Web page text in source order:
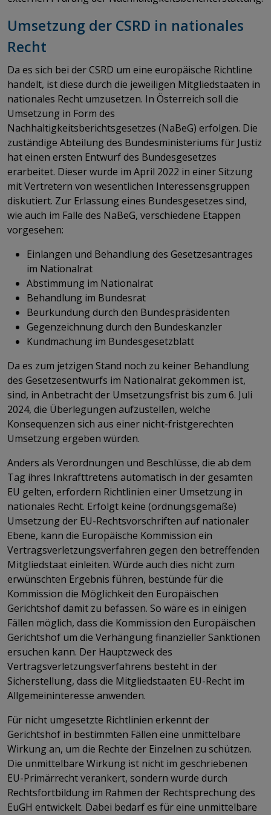
Umsetzung der CSRD in nationales
Recht
Da es sich bei der CSRD um eine europäische Richtline
handelt, ist diese durch die jeweiligen Mitgliedstaaten in
nationales Recht umzusetzen. In Österreich soll die
Umsetzung in Form des
Nachhaltigkeitsberichtsgesetzes (NaBeG) erfolgen. Die
zuständige Abteilung des Bundesministeriums für Justiz
hat einen ersten Entwurf des Bundesgesetzes
erarbeitet. Dieser wurde im April 2022 in einer Sitzung
mit Vertretern von wesentlichen Interessensgruppen
diskutiert. Zur Erlassung eines Bundesgesetzes sind,
wie auch im Falle des NaBeG, verschiedene Etappen
vorgesehen:
Einlangen und Behandlung des Gesetzesantrages
im Nationalrat
Abstimmung im Nationalrat
Behandlung im Bundesrat
Beurkundung durch den Bundespräsidenten
Gegenzeichnung durch den Bundeskanzler
Kundmachung im Bundesgesetzblatt
Da es zum jetzigen Stand noch zu keiner Behandlung
des Gesetzesentwurfs im Nationalrat gekommen ist,
sind, in Anbetracht der Umsetzungsfrist bis zum 6. Juli
2024, die Überlegungen aufzustellen, welche
Konsequenzen sich aus einer nicht-fristgerechten
Umsetzung ergeben würden.
Anders als Verordnungen und Beschlüsse, die ab dem
Tag ihres Inkrafttretens automatisch in der gesamten
EU gelten, erfordern Richtlinien einer Umsetzung in
nationales Recht. Erfolgt keine (ordnungsgemäße)
Umsetzung der EU-Rechtsvorschriften auf nationaler
Ebene, kann die Europäische Kommission ein
Vertragsverletzungsverfahren gegen den betreffenden
Mitgliedstaat einleiten. Würde auch dies nicht zum
erwünschten Ergebnis führen, bestünde für die
Kommission die Möglichkeit den Europäischen
Gerichtshof damit zu befassen. So wäre es in einigen
Fällen möglich, dass die Kommission den Europäischen
Gerichtshof um die Verhängung finanzieller Sanktionen
ersuchen kann. Der Hauptzweck des
Vertragsverletzungsverfahrens besteht in der
Sicherstellung, dass die Mitgliedstaaten EU-Recht im
Allgemeininteresse anwenden.
Für nicht umgesetzte Richtlinien erkennt der
Gerichtshof in bestimmten Fällen eine unmittelbare
Wirkung an, um die Rechte der Einzelnen zu schützen.
Die unmittelbare Wirkung ist nicht im geschriebenen
EU-Primärrecht verankert, sondern wurde durch
Rechtsfortbildung im Rahmen der Rechtsprechung des
EuGH entwickelt. Dabei bedarf es für eine unmittelbare